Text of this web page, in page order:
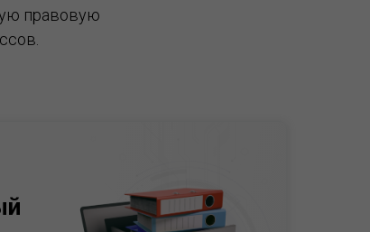
правовую